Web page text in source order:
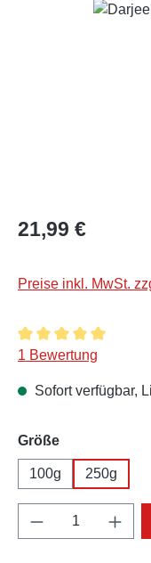
Bildergalerie
Regulärer Preis:
21,99 €
Preise inkl. MwSt.
Durchschnittliche
1 Bewertung
Sofort verfügbar,
Größeauswählen
100g 250g
Produkt